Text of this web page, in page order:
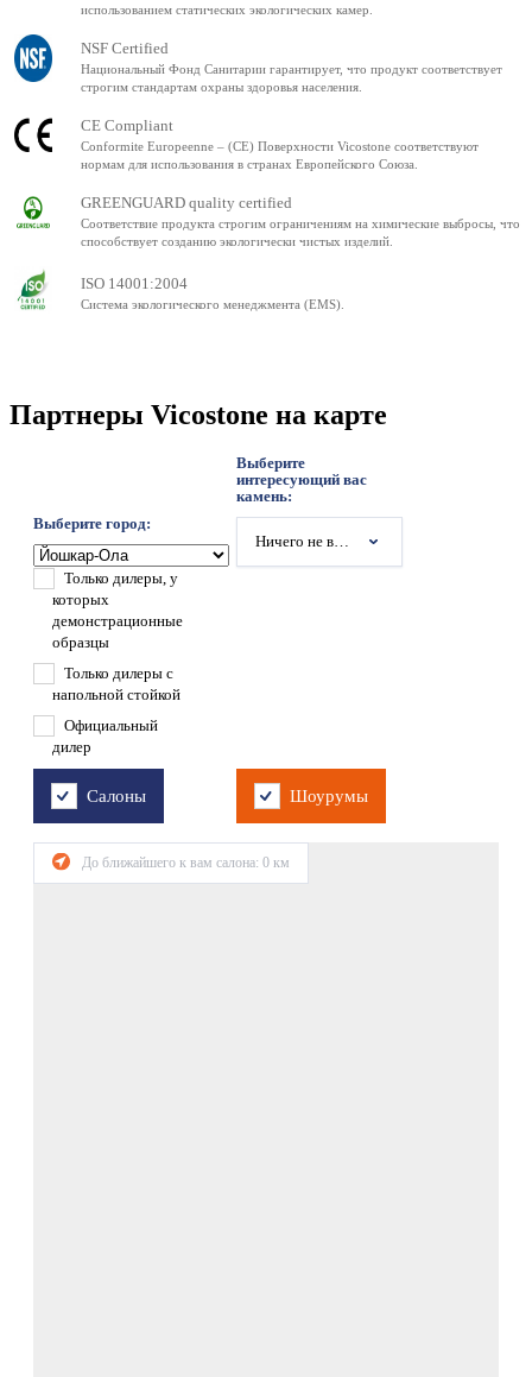
использованием статических экологических камер.
NSF Certified
Национальный Фонд Санитарии гарантирует, что продукт соответствует
строгим стандартам охраны здоровья населения.
CE Compliant
Conformite Europeenne – (CE) Поверхности Vicostone соответствуют
нормам для использования в странах Европейского Союза.
GREENGUARD quality certified
Соответствие продукта строгим ограничениям на химические выбросы, что
способствует созданию экологически чистых изделий.
ISO 14001:2004
Система экологического менеджмента (EMS).
Партнеры Vicostone на карте
Выберите город:
Выберите
интересующий вас
камень:
Ничего не выбрано
Только дилеры, у
которых
демонстрационные
образцы
Только дилеры с
напольной стойкой
Официальный
дилер
Салоны Шоурумы
До ближайшего к вам салона: 0 км